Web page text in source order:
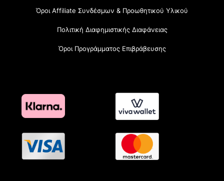
Όροι Affiliate Συνδέσμων & Προωθητικού Υλικού
Πολιτική Διαφημιστικής Διαφάνειας
Όροι Προγράμματος Επιβράβευσης